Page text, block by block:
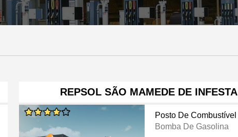
REPSOL SÃO MAMEDE DE INFESTA
Posto De Combustível
Bomba De Gasolina